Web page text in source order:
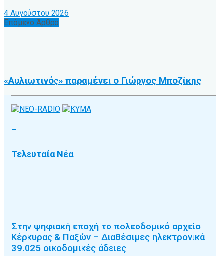
4 Αυγούστου 2026
Επόμενο Άρθρο
«Αυλιωτινός» παραμένει ο Γιώργος Μποζίκης
Τελευταία Νέα
Στην ψηφιακή εποχή το πολεοδομικό αρχείο
Κέρκυρας & Παξών – Διαθέσιμες ηλεκτρονικά
39.025 οικοδομικές άδειες